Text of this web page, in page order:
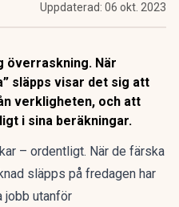
Uppdaterad: 06 okt. 2023
överraskning. När
släpps visar det sig att
verkligheten, och att
i sina beräkningar.
– ordentligt. När de färska
släpps på fredagen har
jobb utanför